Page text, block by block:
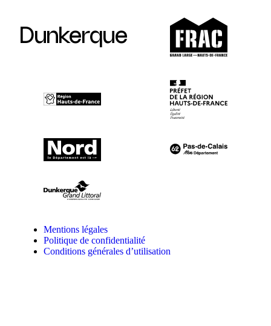
Dunkerque
Mentions légales
Politique de confidentialité
Conditions générales d’utilisation